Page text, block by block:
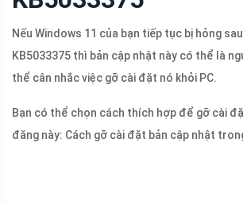
Nếu Windows 11 của bạn tiếp tục bị hỏng
KB5033375 thì bản cập nhật này có thể là
thể cân nhắc việc gỡ cài đặt nó khỏi PC.
Bạn có thể chọn cách thích hợp để gỡ cài
đăng này: Cách gỡ cài đặt bản cập nhật